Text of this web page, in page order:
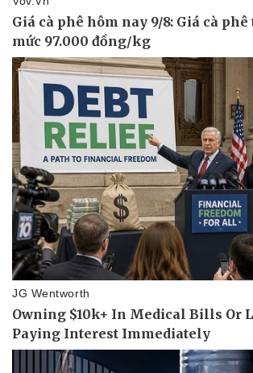
Lịch thi đấu bóng đá
Thế giới thể thao
Hậu trường
Xe máy